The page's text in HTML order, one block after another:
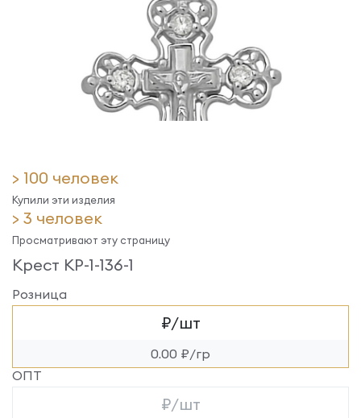
> 100 человек
Купили эти изделия
> 3 человек
Просматривают эту страницу
Крест КР-1-136-1
Розница
₽/шт
0.00 ₽/гр
ОПТ
₽/шт